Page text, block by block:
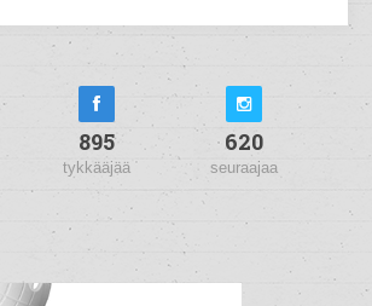
895
tykkääjää
620
seuraajaa